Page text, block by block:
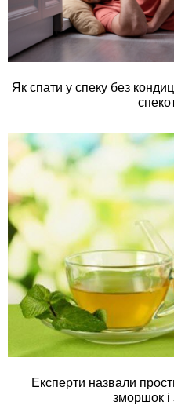
Як спати у спеку без
Експерти назвали
зморшок і